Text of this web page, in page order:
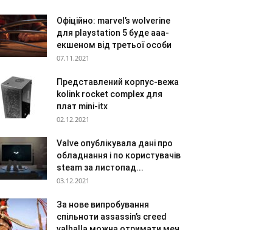
Офіційно: marvel’s wolverine
для playstation 5 буде aaa-
екшеном від третьої особи
07.11.2021
Представлений корпус-вежа
kolink rocket complex для
плат mini-itx
02.12.2021
Valve опублікувала дані про
обладнання і по користувачів
steam за листопад...
03.12.2021
За нове випробування
спільноти assassin’s creed